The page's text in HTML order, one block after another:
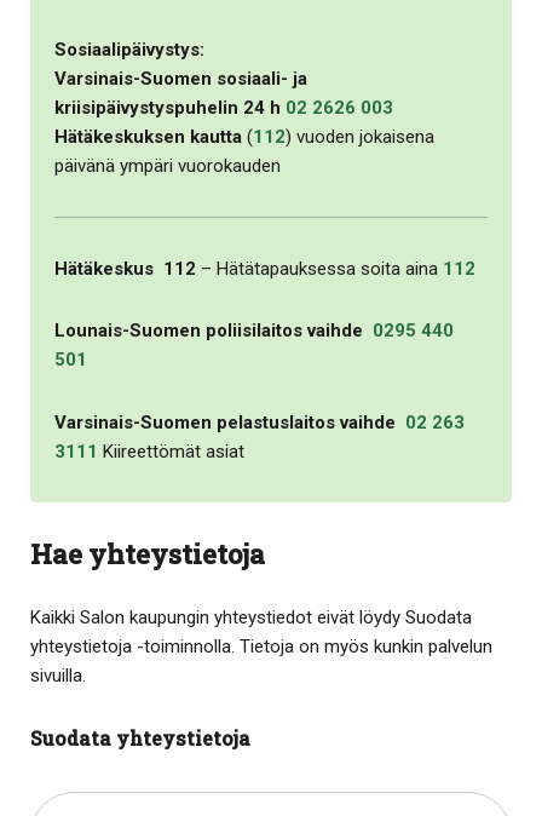
Sosiaalipäivystys:
Varsinais-Suomen sosiaali- ja
kriisipäivystyspuhelin 24 h 02 2626 003
Hätäkeskuksen kautta (112) vuoden jokaisena
päivänä ympäri vuorokauden
Hätäkeskus 112 – Hätätapauksessa soita aina 112
Lounais-Suomen poliisilaitos vaihde 0295 440
501
Varsinais-Suomen pelastuslaitos vaihde 02 263
3111 Kiireettömät asiat
Hae yhteystietoja
Kaikki Salon kaupungin yhteystiedot eivät löydy Suodata
yhteystietoja -toiminnolla. Tietoja on myös kunkin palvelun
sivuilla.
Suodata yhteystietoja